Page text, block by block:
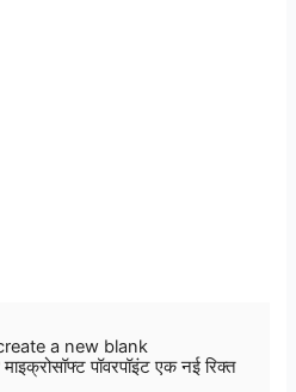
a new blank
पॉवरपॉइंट एक नई रिक्त